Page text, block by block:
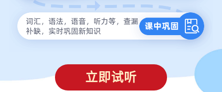
立即试听